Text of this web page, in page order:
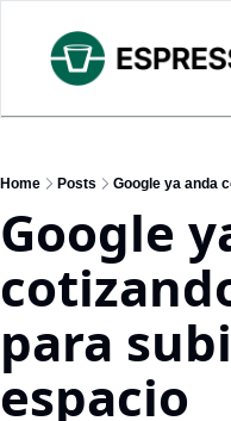
Home Posts Google ya anda
Google
para
espacio